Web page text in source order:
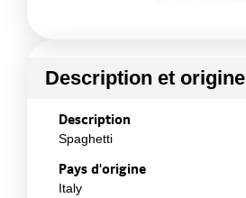
Description et origine
Description
Spaghetti
Pays d'origine
Italy